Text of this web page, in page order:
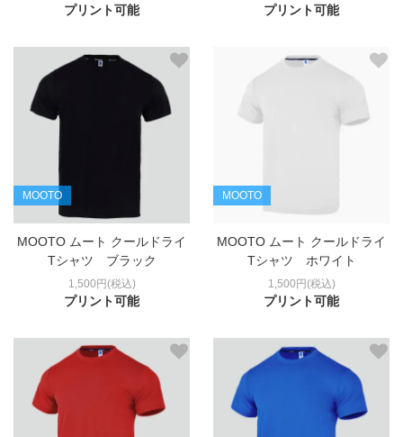
プリント可能 プリント可能
MOOTO
MOOTO ムート クールドライ
Tシャツ ブラック
1,500円(税込)
プリント可能
MOOTO
MOOTO ムート クールドライ
Tシャツ ホワイト
1,500円(税込)
プリント可能